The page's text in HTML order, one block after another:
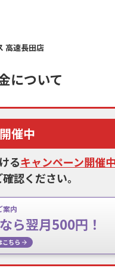
高速長田店
について
催中
るキャンペーン開催中
認ください。
案内
ら翌月500円！
こちら